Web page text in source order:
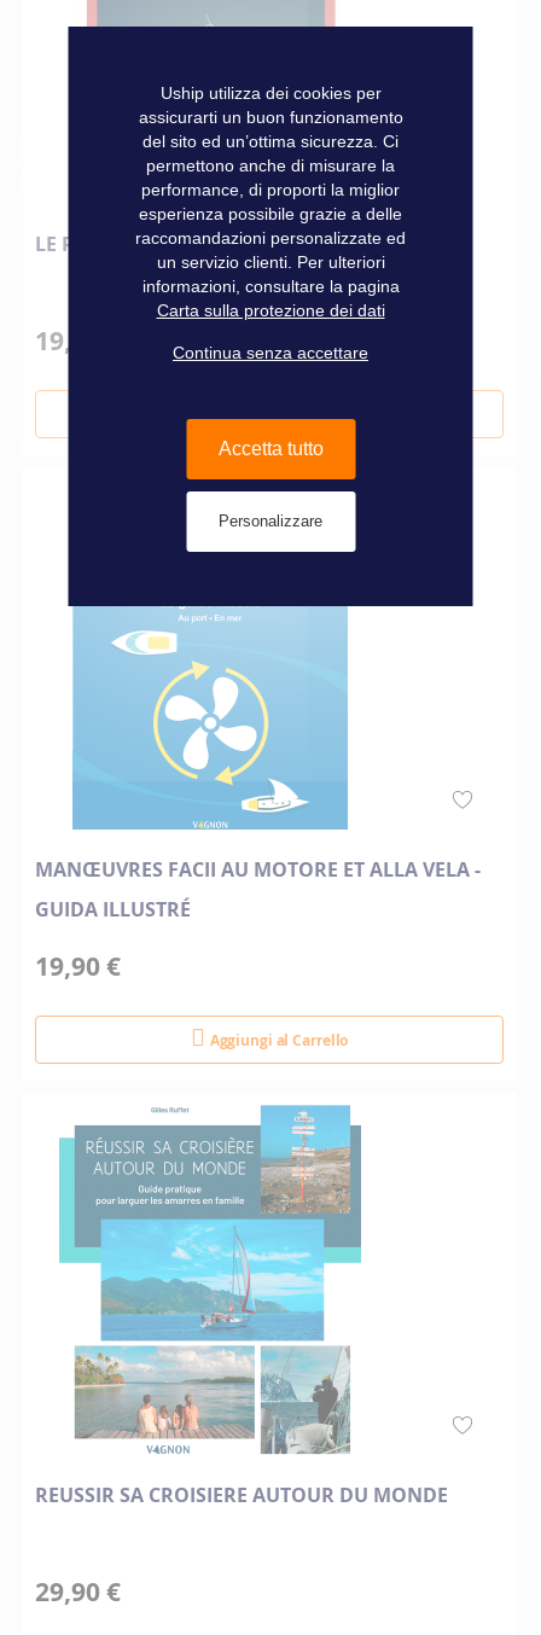
LE REGLAGE DES VOII ET DU GREEMENT
19,90 €
Aggiungi al Carrello
MANŒUVRES FACII AU MOTORE ET ALLA VELA -
GUIDA ILLUSTRÉ
19,90 €
Aggiungi al Carrello
REUSSIR SA CROISIERE AUTOUR DU MONDE
29,90 €
Uship utilizza dei cookies per
assicurarti un buon funzionamento
del sito ed un’ottima sicurezza. Ci
permettono anche di misurare la
performance, di proporti la miglior
esperienza possibile grazie a delle
raccomandazioni personalizzate ed
un servizio clienti. Per ulteriori
informazioni, consultare la pagina
Carta sulla protezione dei dati
Continua senza accettare
Accetta tutto
Personalizzare